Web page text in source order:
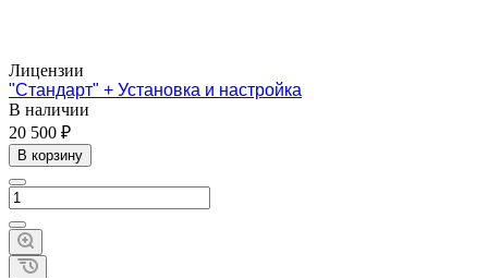
Лицензии
"Стандарт" + Установка и настройка
В наличии
20 500 ₽
В корзину